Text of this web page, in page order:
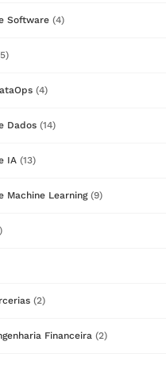
Software (4)
(4)
Dados (14)
IA (13)
Machine Learning(9)
(2)
Financeira (2)